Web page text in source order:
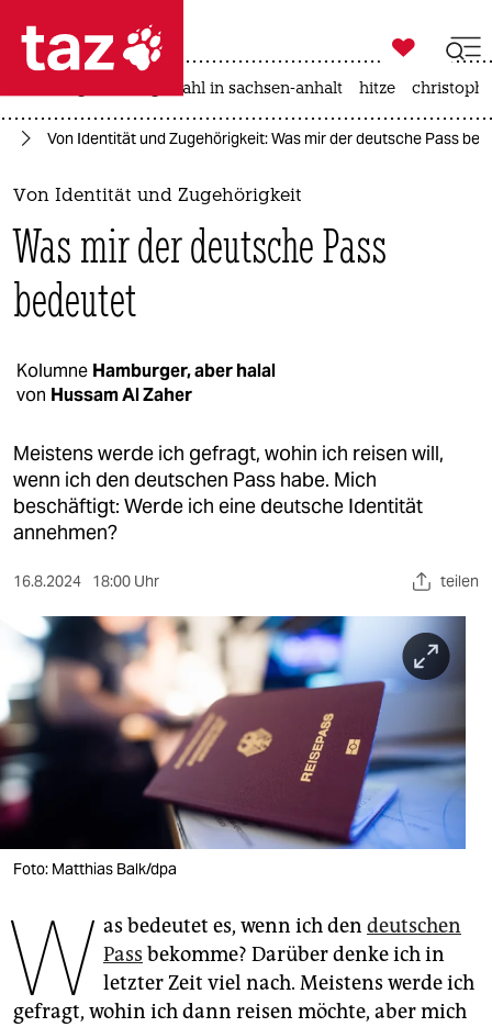
 taz zahl ich
taz zahl ich
themen
politik
öko
kultur
sport
berlin
nord
wahrheit
verlag
verlag
veranstaltungen
shop
fragen & hilfe
unterstützen
genossenschaft
epaper login

taz zahl ich
landtagswahl in sachsen-anhalt hitze
Von Identität und Zugehörigkeit: Was mir der deutsche Pass
Von Identität und Zugehörigkeit
Was mir der deutsche Pass
bedeutet
Kolumne Hamburger, aber halal
von Hussam Al Zaher
Meistens werde ich gefragt, wohin ich reisen will,
wenn ich den deutschen Pass habe. Mich
beschäftigt: Werde ich eine deutsche Identität
annehmen?
16.8.2024 18:00 Uhr teilen
Foto: Matthias Balk/dpa
W as bedeutet es, wenn ich den deutschen
Pass bekomme? Darüber denke ich in
letzter Zeit viel nach. Meistens werde ich
gefragt, wohin ich dann reisen möchte, aber mich